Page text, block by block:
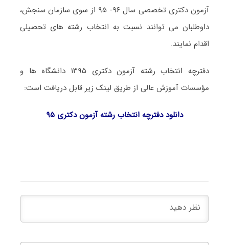
آزمون دکتری تخصصی سال ۹۶- ۹۵ از سوی سازمان سنجش،
داوطلبان می توانند نسبت به انتخاب رشته های تحصیلی
اقدام نمایند.
دفترچه انتخاب رشته آزمون دکتری ۱۳۹۵ دانشگاه ها و
مؤسسات آموزش عالی از طریق لینک زیر قابل دریافت است:
دانلود دفترچه انتخاب رشته آزمون دکتری ۹۵